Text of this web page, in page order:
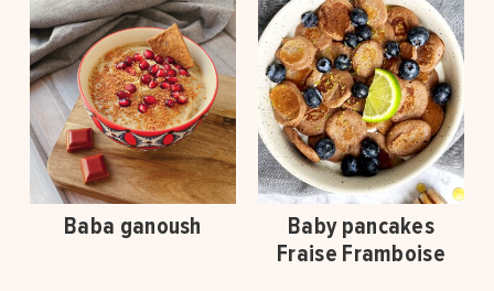
Baba ganoush
Baby pancakes
Fraise Framboise